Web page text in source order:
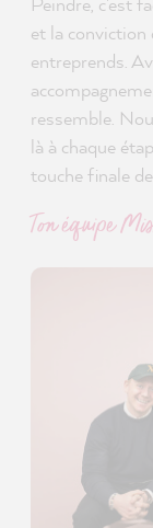
et la
entreprends.
ressemble.
là à chaque
touche finale
Ton équipe